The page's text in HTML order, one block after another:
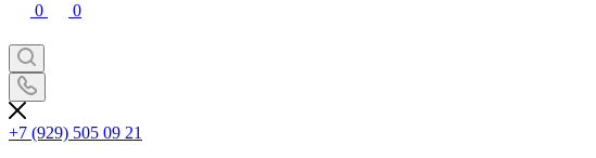
0 0
+7 (929) 505 09 21